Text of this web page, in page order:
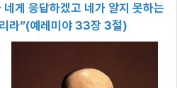
게 응답하겠고 네가 알지 못하는
라”(예레미야 33장 3절)